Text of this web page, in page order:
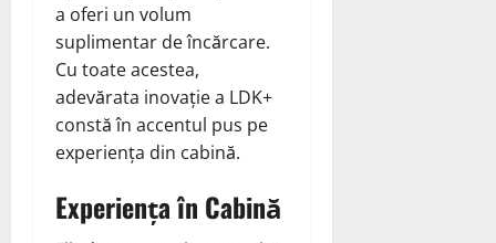
a oferi un volum
suplimentar de încărcare.
Cu toate acestea,
adevărata inovație a LDK+
constă în accentul pus pe
experiența din cabină.
Experiența în Cabină